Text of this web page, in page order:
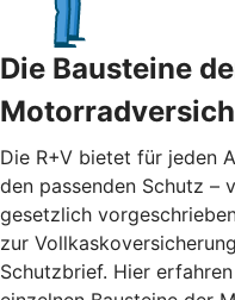
Die Bausteine
Die R+V bietet für jeden
den passenden Schutz –
gesetzlich
zur
Schutzbrief. Hier